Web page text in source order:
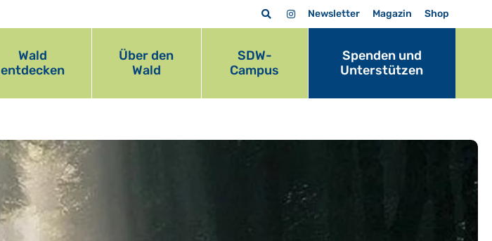
Newsletter Magazin Shop
Wald
entdecken
Über den
Wald
SDW-
Campus
Spenden und
Unterstützen